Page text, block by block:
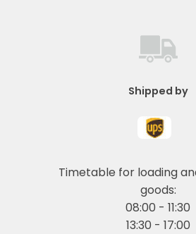
Shipped by
Timetable for loading
goods:
08:00 - 11:30
13:30 - 17:00